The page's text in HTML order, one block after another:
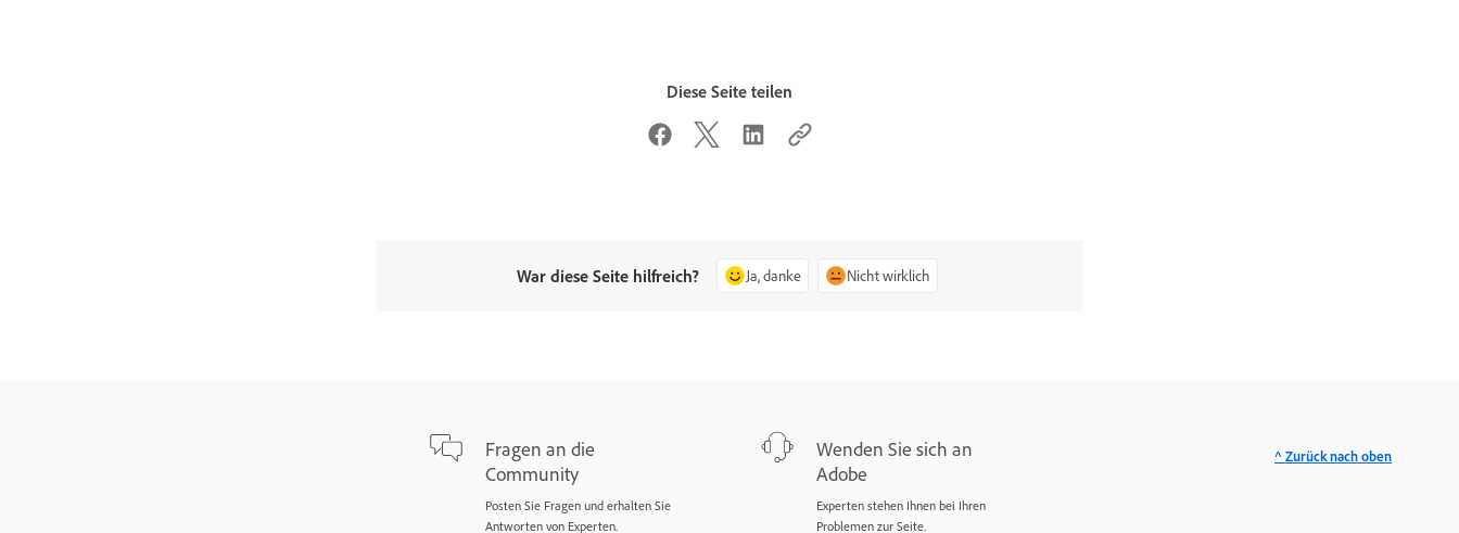
Diese Seite teilen
War diese Seite hilfreich? Ja, danke Nicht wirklich
Fragen an die
Community
Posten Sie Fragen und erhalten Sie
Antworten von Experten.
Wenden Sie sich an
Adobe
Experten stehen Ihnen bei Ihren
Problemen zur Seite.
^ Zurück nach oben